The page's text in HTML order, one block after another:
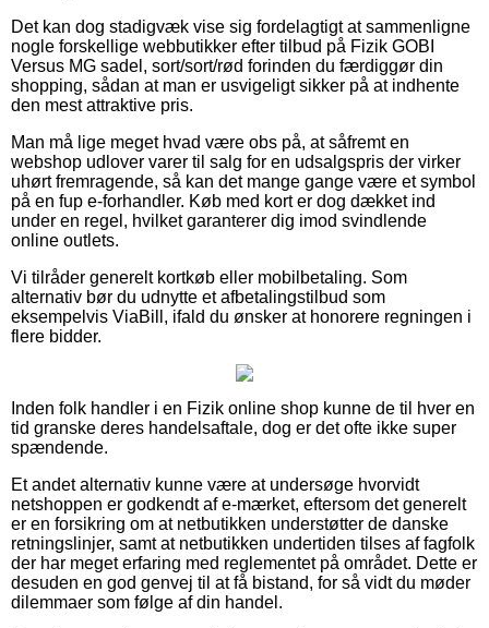
Det kan dog stadigvæk vise sig fordelagtigt at sammenligne
nogle forskellige webbutikker efter tilbud på Fizik GOBI
Versus MG sadel, sort/sort/rød forinden du færdiggør din
shopping, sådan at man er usvigeligt sikker på at indhente
den mest attraktive pris.
Man må lige meget hvad være obs på, at såfremt en
webshop udlover varer til salg for en udsalgspris der virker
uhørt fremragende, så kan det mange gange være et symbol
på en fup e-forhandler. Køb med kort er dog dækket ind
under en regel, hvilket garanterer dig imod svindlende
online outlets.
Vi tilråder generelt kortkøb eller mobilbetaling. Som
alternativ bør du udnytte et afbetalingstilbud som
eksempelvis ViaBill, ifald du ønsker at honorere regningen i
flere bidder.
Inden folk handler i en Fizik online shop kunne de til hver en
tid granske deres handelsaftale, dog er det ofte ikke super
spændende.
Et andet alternativ kunne være at undersøge hvorvidt
netshoppen er godkendt af e-mærket, eftersom det generelt
er en forsikring om at netbutikken understøtter de danske
retningslinjer, samt at netbutikken undertiden tilses af fagfolk
der har meget erfaring med reglementet på området. Dette er
desuden en god genvej til at få bistand, for så vidt du møder
dilemmaer som følge af din handel.